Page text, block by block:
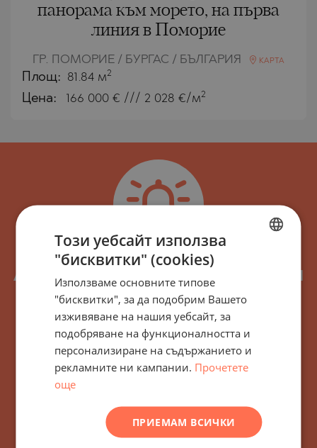
панорама към морето, на първа
линия в Поморие
ГР. ПОМОРИЕ / БУРГАС / БЪЛГАРИЯ КАРТА
Площ: 81.84 м2
Цена: 166 000 € /// 2 028 €/м2
Абонирайте се за всички
новини, актуализации и
нови оферти относно
сграда/комплекс
Поморие - Княз Борис I -
215 Поморие, България
GERMAN
FRENCH
ROMANIAN
SERBIAN
Този уебсайт използва
"бисквитки" (cookies)
Използваме основните типове
"бисквитки", за да подобрим Вашето
изживяване на нашия уебсайт, за
подобряване на функционалността и
персонализиране на съдържанието и
рекламните ни кампании. Прочетете
още
ПРИЕМАМ ВСИЧКИ